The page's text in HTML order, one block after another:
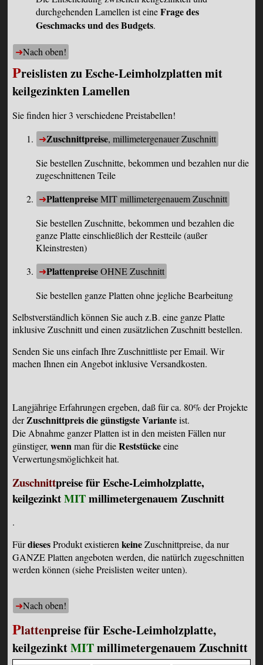
durchgehenden Lamellen ist eineFrage des
Geschmacks und des Budgets.
Nach oben!
Preislisten zu Esche-Leimholzplatten mit
keilgezinkten Lamellen
Sie finden hier 3 verschiedene Preistabellen!
Zuschnittpreise, millimetergenauer Zuschnitt
Sie bestellen Zuschnitte, bekommen und bezahlen nur die
zugeschnittenen Teile
PlattenpreiseMIT millimetergenauem Zuschnitt
Sie bestellen Zuschnitte, bekommen und bezahlen die
ganze Platte einschließlich der Restteile (außer
Kleinstresten)
PlattenpreiseOHNE Zuschnitt
Sie bestellen ganze Platten ohne jegliche Bearbeitung
Selbstverständlich können Sie auch z.B. eine ganze Platte
inklusive Zuschnitt und einen zusätzlichen Zuschnitt bestellen.
Senden Sie uns einfach Ihre Zuschnittliste perEmail. Wir
machen Ihnen ein Angebot inklusive Versandkosten.
Langjährige Erfahrungen ergeben, daß für ca. 80% der Projekte
derZuschnittpreis die günstigste Varianteist.
Die Abnahme ganzer Platten ist in den meisten Fällen nur
günstiger,wennman für dieReststückeeine
Verwertungsmöglichkeit hat.
Zuschnittpreise für Esche-Leimholzplatte,
keilgezinktMITmillimetergenauem Zuschnitt
.
FürdiesesProdukt existierenkeineZuschnittpreise, da nur
GANZE Platten angeboten werden, die natürlch zugeschnitten
werden können (siehe Preislisten weiter unten).
Nach oben!
Plattenpreise für Esche-Leimholzplatte,
keilgezinktMITmillimetergenauem Zuschnitt